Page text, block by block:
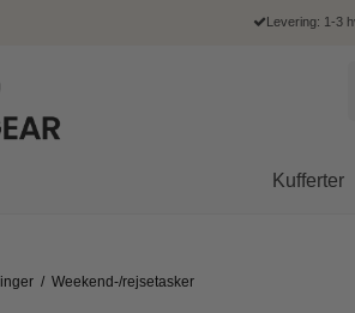
Levering: 1-3
Kufferter
kufferter
/ Weekend-/rejsetasker